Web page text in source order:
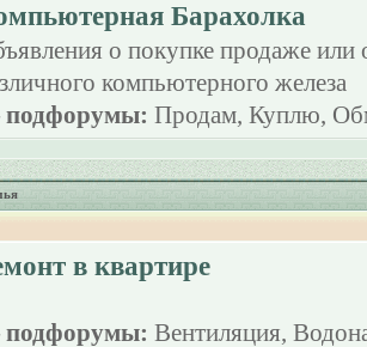
Барахолка
о покупке продаже или
компьютерного железа
Продам, Куплю,
в квартире
Вентиляция,